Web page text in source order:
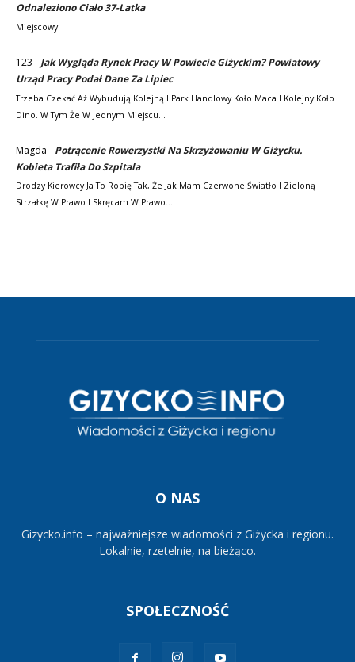
Odnaleziono Ciało 37-Latka
Miejscowy
123 - Jak Wygląda Rynek Pracy W Powiecie Giżyckim? Powiatowy
Urząd Pracy Podał Dane Za Lipiec
Trzeba Czekać Aż Wybudują Kolejną I Park Handlowy Koło Maca I Kolejny Koło
Dino. W Tym Że W Jednym Miejscu…
Magda - Potrącenie Rowerzystki Na Skrzyżowaniu W Giżycku.
Kobieta Trafiła Do Szpitala
Drodzy Kierowcy Ja To Robię Tak, Że Jak Mam Czerwone Światło I Zieloną
Strzałkę W Prawo I Skręcam W Prawo…
O NAS
Gizycko.info – najważniejsze wiadomości z Giżycka i regionu.
Lokalnie, rzetelnie, na bieżąco.
SPOŁECZNOŚĆ